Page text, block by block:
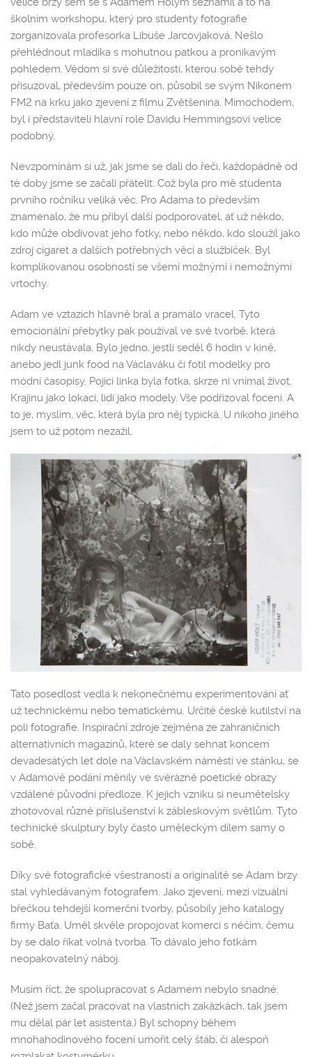
školním workshopu, který pro studenty fotografie
zorganizovala profesorka Libuše Jarcovjaková. Nešlo
přehlédnout mladíka s mohutnou patkou a pronikavým
pohledem. Vědom si své důležitosti, kterou sobě tehdy
přisuzoval, především pouze on, působil se svým Nikonem
FM2 na krku jako zjevení z filmu Zvětšenina. Mimochodem,
byl i představiteli hlavní role Davidu Hemmingsovi velice
podobný.
Nevzpomínám si už, jak jsme se dali do řeči, každopádně od
té doby jsme se začali přátelit. Což byla pro mě studenta
prvního ročníku veliká věc. Pro Adama to především
znamenalo, že mu přibyl další podporovatel, ať už někdo,
kdo může obdivovat jeho fotky, nebo někdo, kdo sloužil jako
zdroj cigaret a dalších potřebných věcí a službiček. Byl
komplikovanou osobností se všemi možnými i nemožnými
vrtochy.
Adam ve vztazích hlavně bral a pramálo vracel. Tyto
emocionální přebytky pak používal ve své tvorbě, která
nikdy neustávala. Bylo jedno, jestli seděl 6 hodin v kině,
anebo jedl junk food na Václaváku či fotil modelky pro
módní časopisy. Pojící linka byla fotka, skrze ni vnímal život.
Krajinu jako lokaci, lidi jako modely. Vše podřizoval focení. A
to je, myslím, věc, která byla pro něj typická. U nikoho jiného
jsem to už potom nezažil.
Tato posedlost vedla k nekonečnému experimentování ať
už technickému nebo tematickému. Určité české kutilství na
poli fotografie. Inspirační zdroje zejména ze zahraničních
alternativních magazínů, které se daly sehnat koncem
devadesátých let dole na Václavském náměstí ve stánku, se
v Adamově podání měnily ve svérázné poetické obrazy
vzdálené původní předloze. K jejich vzniku si neumětelsky
zhotovoval různé příslušenství k zábleskovým světlům. Tyto
technické skulptury byly často uměleckým dílem samy o
sobě.
Díky své fotografické všestranosti a originalitě se Adam brzy
stal vyhledávaným fotografem. Jako zjevení, mezi vizuální
břečkou tehdejší komerční tvorby, působily jeho katalogy
firmy Baťa. Uměl skvěle propojovat komerci s něčím, čemu
by se dalo říkat volná tvorba. To dávalo jeho fotkám
neopakovatelný náboj.
Musím říct, že spolupracovat s Adamem nebylo snadné.
(Než jsem začal pracovat na vlastních zakázkách, tak jsem
mu dělal pár let asistenta.) Byl schopný během
mnohahodinového focení umořit celý štáb, či alespoň